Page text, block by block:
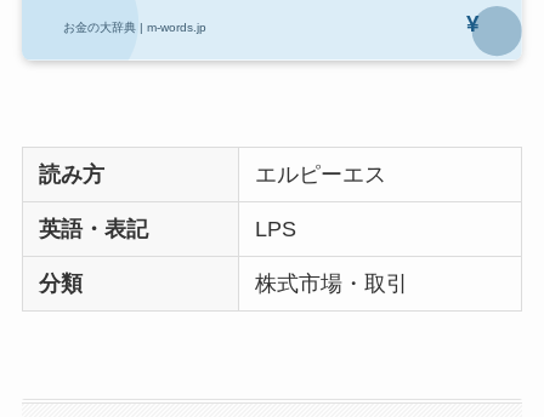
読み方 エルピーエス
英語・表記 LPS
分類 株式市場・取引